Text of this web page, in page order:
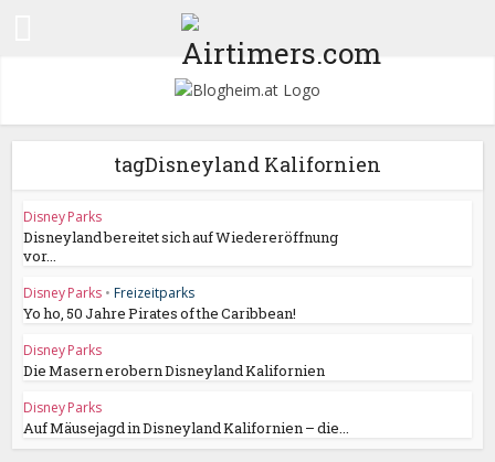
tagDisneyland Kalifornien
Disney Parks
Disneyland bereitet sich auf Wiedereröffnung
vor...
Disney Parks • Freizeitparks
Yo ho, 50 Jahre Pirates of the Caribbean!
Disney Parks
Die Masern erobern Disneyland Kalifornien
Disney Parks
Auf Mäusejagd in Disneyland Kalifornien – die...